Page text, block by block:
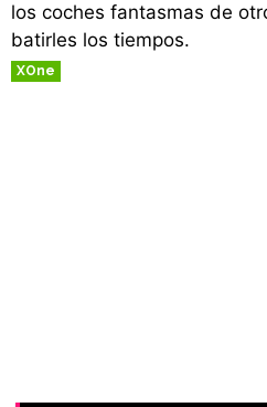
los coches fantasmas de
batirles los tiempos.
XOne